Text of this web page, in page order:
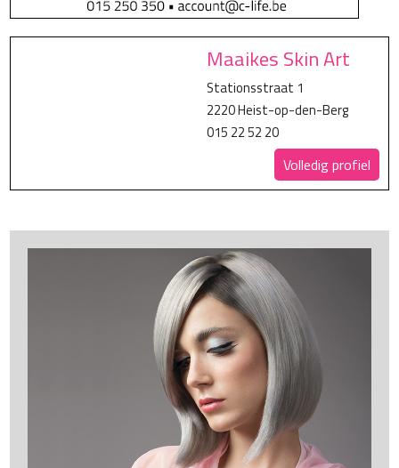
Maaikes Skin Art
Stationsstraat 1
2220 Heist-op-den-Berg
015 22 52 20
Volledig profiel